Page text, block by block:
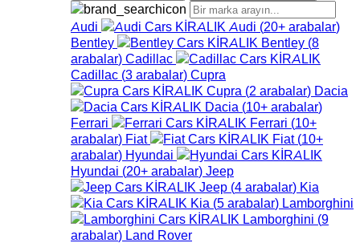
Audi Audi (20+ arabalar)
Bentley
Bentley (8
arabalar) Cadillac
Cadillac (3 arabalar) Cupra
Cupra (2 arabalar) Dacia
Dacia (10+ arabalar)
Ferrari
Ferrari (10+
arabalar) Fiat Fiat (10+
arabalar) Hyundai
Hyundai (20+ arabalar) Jeep
Jeep (4 arabalar) Kia
Kia (5 arabalar) Lamborghini
Lamborghini (9
arabalar) Land Rover